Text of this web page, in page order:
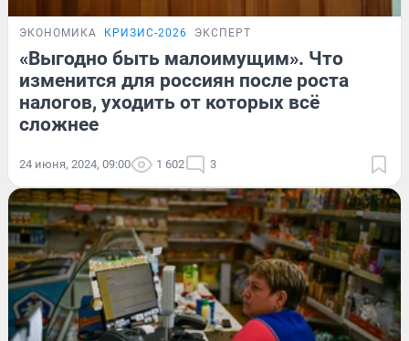
ЭКОНОМИКА КРИЗИС-2026 ЭКСПЕРТ
«Выгодно быть малоимущим». Что
изменится для россиян после роста
налогов, уходить от которых всё
сложнее
24 июня, 2024, 09:00 1 602 3